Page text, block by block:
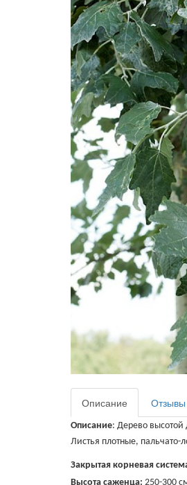
Описание Отзывы
Описание: Дерево высотой
Листья плотные,
Закрытая корневая
Высота саженца: 250-300